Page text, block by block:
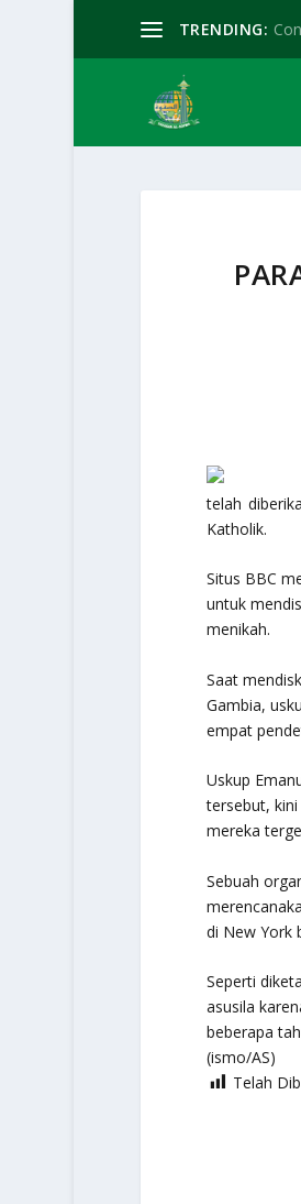
TRENDING:
telah
Katholik.
Situs BBC
untuk
menikah.
Saat
Gambia,
empat
Uskup
tersebut, kini
mereka
Sebuah
di New York
Seperti
asusila
beberapa
(ismo/AS)
Telah